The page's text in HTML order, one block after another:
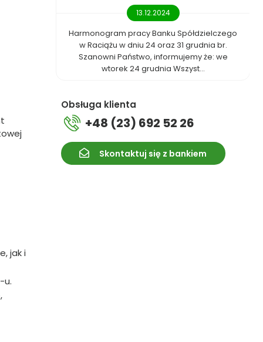
jak i
u.
13.12.2024
Harmonogram pracy Banku Spółdzielczego
w Raciążu w dniu 24 oraz 31 grudnia br.
Szanowni Państwo, informujemy że: we
wtorek 24 grudnia Wszyst...
Obsługa klienta
+48 (23) 692 52 26
Skontaktuj się z bankiem